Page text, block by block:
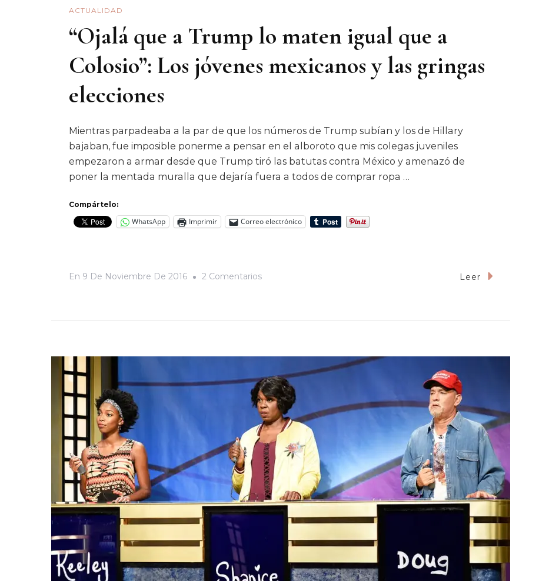
ACTUALIDAD
“Ojalá que a Trump lo maten igual que a
Colosio”: Los jóvenes mexicanos y las gringas
elecciones
Mientras parpadeaba a la par de que los números de Trump subían y los de Hillary
bajaban, fue imposible ponerme a pensar en el alboroto que mis colegas juveniles
empezaron a armar desde que Trump tiró las batutas contra México y amenazó de
poner la mentada muralla que dejaría fuera a todos de comprar ropa …
Compártelo:
WhatsApp Imprimir Correo electrónico
En 9 De Noviembre De 2016 2 ComentariosEn
Maten
Igual
Que
A
Colosio”:
Los
Jóvenes
Mexicanos
Y
Gringas
Elecciones
Leer